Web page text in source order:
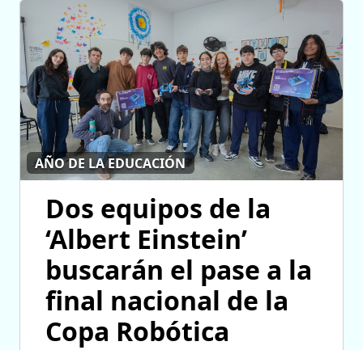
AÑO DE LA EDUCACIÓN
Dos equipos de la
‘Albert Einstein’
buscarán el pase a la
final nacional de la
Copa Robótica